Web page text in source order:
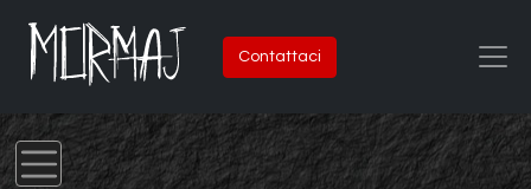
Contattaci